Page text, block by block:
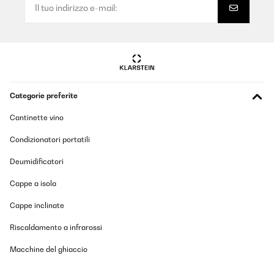
Categorie preferite
Cantinette vino
Condizionatori portatili
Deumidificatori
Cappe a isola
Cappe inclinate
Riscaldamento a infrarossi
Macchine del ghiaccio